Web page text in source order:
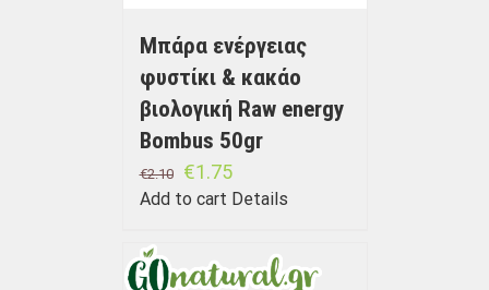
Μπάρα ενέργειας
φυστίκι & κακάο
βιολογική Raw energy
Bombus 50gr
€2.10 €1.75
Add to cart Details